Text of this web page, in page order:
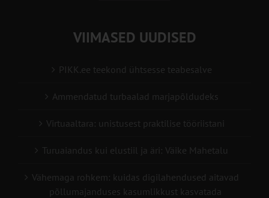
VIIMASED UUDISED
PIKK.ee teekond ühtsesse teabesalve
Ammendatud turbaalad marjapõldudeks
Virtuaaltara: unistusest praktilise tööriistani
Turuaiandus kui elustiil ja äri: Väike Mahetalu
Vähemaga rohkem: kuidas digilahendused aitavad
põllumajanduses kasumlikkust kasvatada